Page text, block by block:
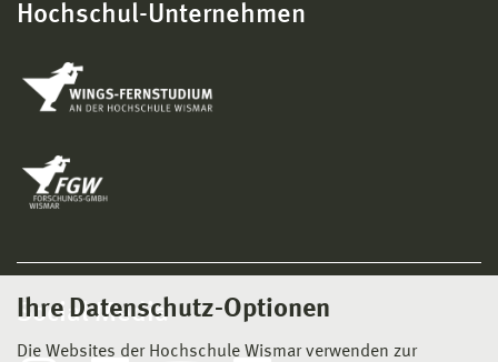
Ihre Datenschutz-Optionen
Die Websites der Hochschule Wismar verwenden zur
Hochschul-Unternehmen
Social Media